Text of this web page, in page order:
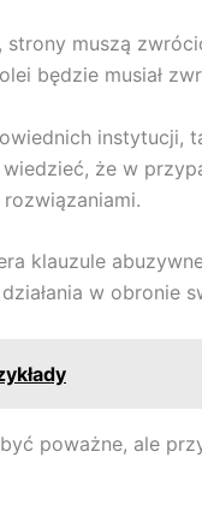
muszą
będzie musiał
że w
klauzule
w obronie
poważne, ale